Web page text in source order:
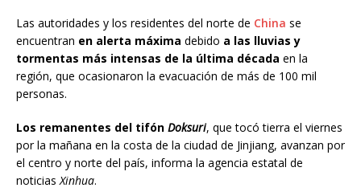
Las autoridades y los residentes del norte de China se
encuentran en alerta máxima debido a las lluvias y
tormentas más intensas de la última década en la
región, que ocasionaron la evacuación de más de 100 mil
personas.
Los remanentes del tifón Doksuri, que tocó tierra el viernes
por la mañana en la costa de la ciudad de Jinjiang, avanzan por
el centro y norte del país, informa la agencia estatal de
noticias Xinhua.